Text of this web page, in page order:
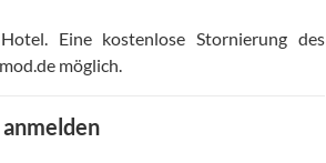
. Eine kostenlose Stornierung des
möglich.